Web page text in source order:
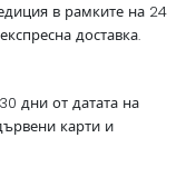
в рамките на 24
доставка.
дни от датата на
карти и